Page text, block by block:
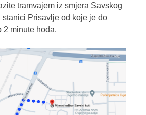
tramvajem iz smjera Savskog
stanici Prisavlje od koje je do
2 minute hoda.